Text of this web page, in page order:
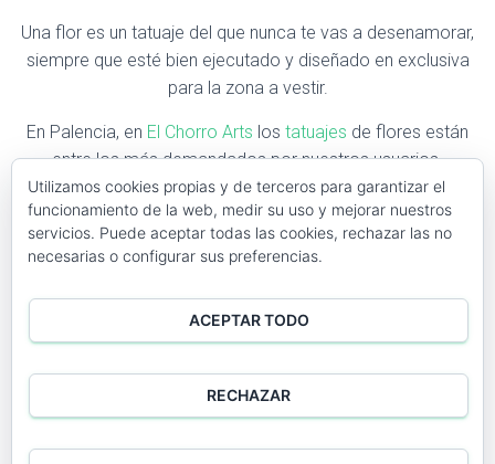
Una flor es un tatuaje del que nunca te vas a desenamorar,
siempre que esté bien ejecutado y diseñado en exclusiva
para la zona a vestir.
En Palencia, en El Chorro Arts los tatuajes de flores están
entre los más demandados por nuestros usuarios.
N
a
e
Teléfono*
Utilizamos cookies propias y de terceros para garantizar el
funcionamiento de la web, medir su uso y mejorar nuestros
servicios. Puede aceptar todas las cookies, rechazar las no
necesarias o configurar sus preferencias.
ACEPTAR TODO
RECHAZAR